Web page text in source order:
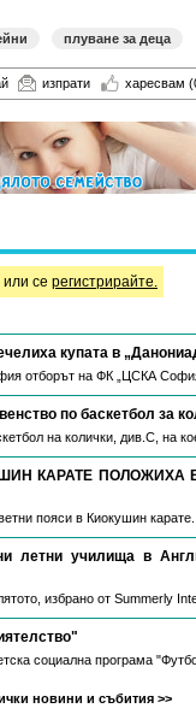
плуване за деца
изпрати харесвам
или се регистрирайте.
купата в
отборът на ФК „ЦСКА
по баскетбол за
на колички, див.С, на
КАРАТЕ ПОЛОЖИХА
пояси в Киокушин
летни училища в
избрано от Summerly
социална програма
новини и събития >>